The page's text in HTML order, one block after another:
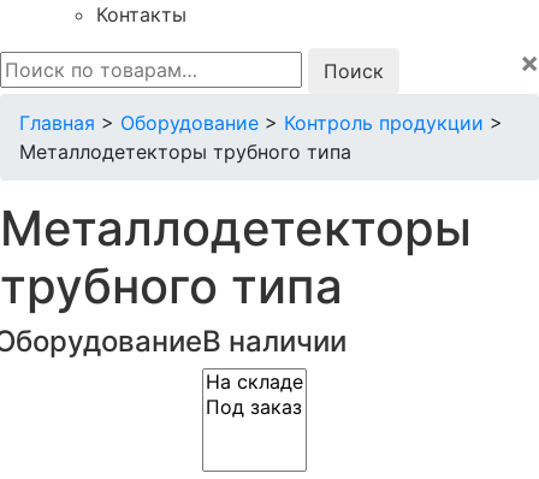
Контакты
Искать:
×
Главная > Оборудование > Контроль продукции >
Металлодетекторы трубного типа
Металлодетекторы
трубного типа
В наличии